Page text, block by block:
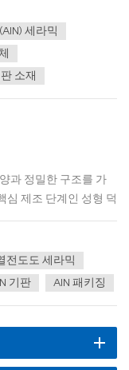
의 열 문제를 효과적
세라믹
소재
과 정밀한 구조를 가
심 제조 단계인 성형 덕
을 명확하게 설명하
용 분야를 살펴보겠습
전도도 세라믹
기판 AlN 패키징